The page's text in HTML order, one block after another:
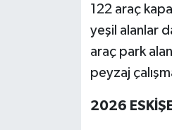
122 araç
yeşil alanlar
araç park
peyzaj
2026